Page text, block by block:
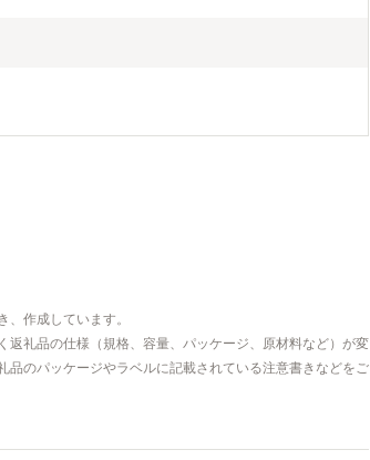
作成しています。
返礼品の仕様（規格、容量、パッケージ、原材料など）が変
品のパッケージやラベルに記載されている注意書きなどをご